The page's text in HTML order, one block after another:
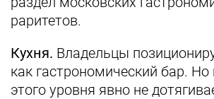
раритетов.
Кухня. Владельцы
как гастрономический бар. Но
этого уровня явно не